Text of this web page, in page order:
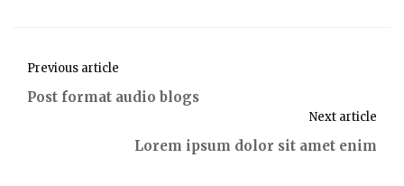
Previous article
Post format audio blogs
Next article
Lorem ipsum dolor sit amet enim